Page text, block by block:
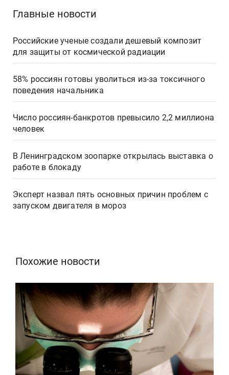
Главные новости
Российские ученые создали дешевый композит
для защиты от космической радиации
58% россиян готовы уволиться из-за токсичного
поведения начальника
Число россиян-банкротов превысило 2,2 миллиона
человек
В Ленинградском зоопарке открылась выставка о
работе в блокаду
Эксперт назвал пять основных причин проблем с
запуском двигателя в мороз
Похожие новости